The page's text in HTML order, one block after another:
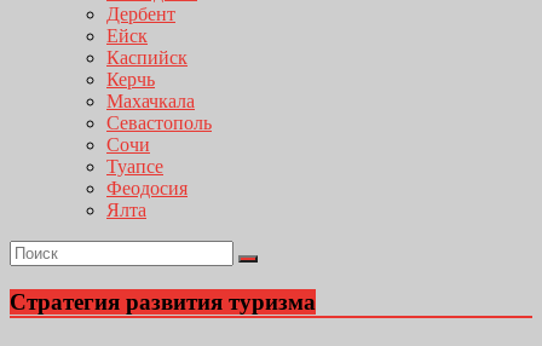
Дербент
Ейск
Каспийск
Керчь
Махачкала
Севастополь
Сочи
Туапсе
Феодосия
Ялта
Стратегия развития туризма